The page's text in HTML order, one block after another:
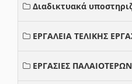
Διαδικτυακά
ΕΡΓΑΛΕΙΑ ΤΕΛΙΚΗΣ
ΕΡΓΑΣΙΕΣ